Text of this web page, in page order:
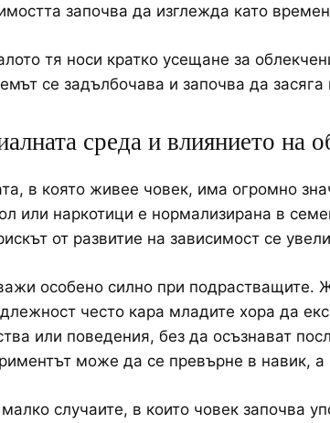
започва да изглежда като
тя носи кратко усещане за
се задълбочава и започва да
среда и влиянието на
в която живее човек, има огромно
или наркотици е нормализирана в
от развитие на зависимост се
особено силно при подрастващите.
често кара младите хора да
или поведения, без да осъзнават
може да се превърне в навик, а
случаите, в които човек започва